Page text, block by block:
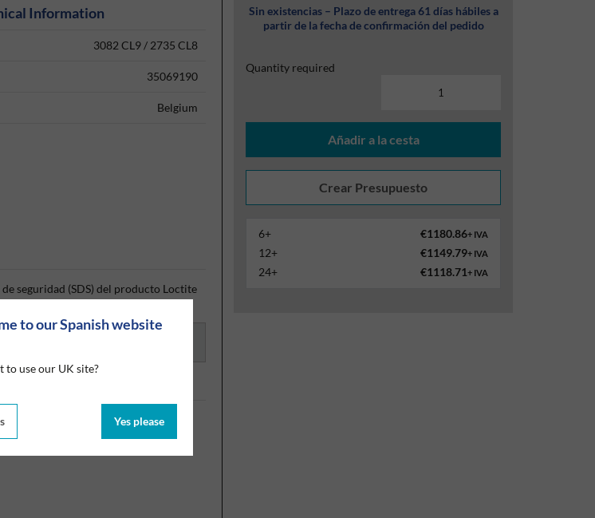
to our Spanish website
to use our UK site?
Yes please
Sin existencias – Plazo de entrega 61 días hábiles a
partir de la fecha de confirmación del pedido
Quantity required
Añadir a la cesta
6+ €1180.86+ IVA
12+ €1149.79+ IVA
24+ €1118.71+ IVA
Information
3082 CL9 / 2735 CL8
35069190
Belgium
seguridad (SDS) del producto Loctite
será visible para su descarga.